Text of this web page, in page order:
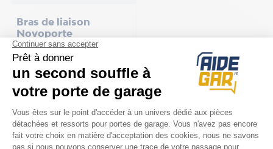
Bras de liaison
Novoporte
NFF12837
Prix
64,00 €